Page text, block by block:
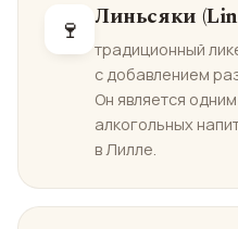
🍷 Линьсяки
традиционный
с добавлением
Он является
алкогольных
в Лилле.